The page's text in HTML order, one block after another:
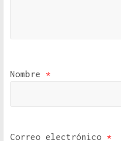
Nombre *
Correo electrónico *